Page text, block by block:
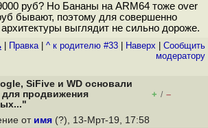
руб? Но Бананы на ARM64 тоже over
бывают, поэтому для совершенно
архитектуры выглядит не сильно дороже.
Правка| ^ к родителю #33 Наверх
Cообщить
модератору
SiFive и WD основали
для продвижения
+ / –
от имя (?), 13-Мрт-19, 17:58